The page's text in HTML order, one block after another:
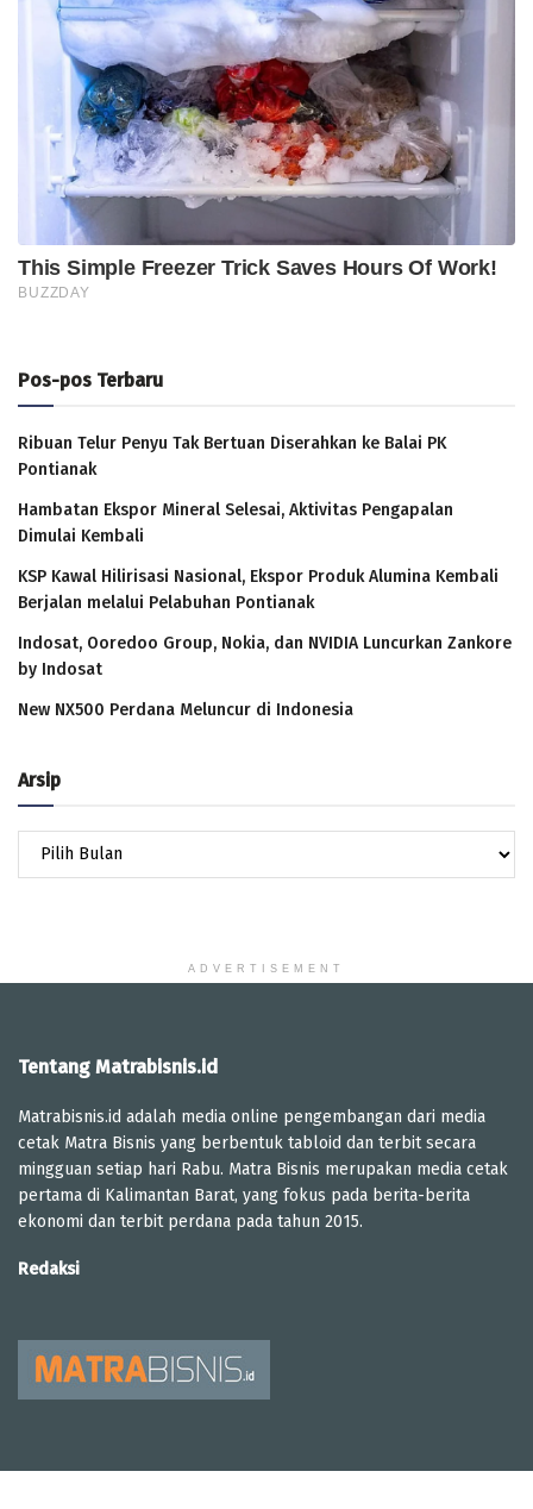
Pos-pos Terbaru
Ribuan Telur Penyu Tak Bertuan Diserahkan ke Balai PK
Pontianak
Hambatan Ekspor Mineral Selesai, Aktivitas Pengapalan
Dimulai Kembali
KSP Kawal Hilirisasi Nasional, Ekspor Produk Alumina Kembali
Berjalan melalui Pelabuhan Pontianak
Indosat, Ooredoo Group, Nokia, dan NVIDIA Luncurkan Zankore
by Indosat
New NX500 Perdana Meluncur di Indonesia
Arsip
Arsip
ADVERTISEMENT
Tentang Matrabisnis.id
Matrabisnis.id adalah media online pengembangan dari media
cetak Matra Bisnis yang berbentuk tabloid dan terbit secara
mingguan setiap hari Rabu. Matra Bisnis merupakan media cetak
pertama di Kalimantan Barat, yang fokus pada berita-berita
ekonomi dan terbit perdana pada tahun 2015.
Redaksi